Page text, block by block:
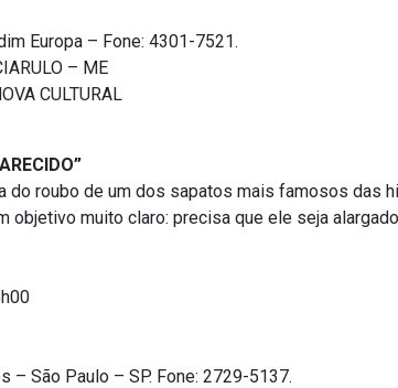
Europa – Fone: 4301-7521.
– ME
CULTURAL
do roubo de um dos sapatos mais famosos das
objetivo muito claro: precisa que ele seja
– São Paulo – SP. Fone: 2729-5137.